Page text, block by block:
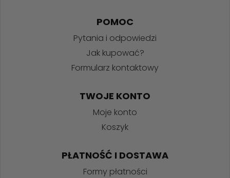
POMOC
Pytania i odpowiedzi
Jak kupować?
Formularz kontaktowy
TWOJE KONTO
Moje konto
Koszyk
PŁATNOŚĆ I DOSTAWA
Formy płatności